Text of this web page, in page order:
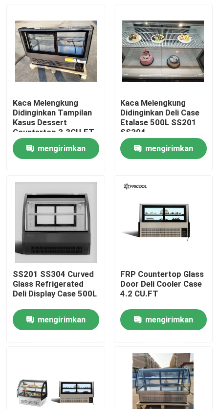
Rumah
Produk
Wisata pabrik
Kontrol kualitas
Hubungi kami
Semua Kasus
Pedagang Pintu Kaca
Kaca Melengkung
Didinginkan Tampilan
Kasus Dessert
Countertop 3.3CU.FT
mengirimkan
Kaca Melengkung
Didinginkan Deli Case
Etalase 500L SS201
SS304
mengirimkan
SS201 SS304 Curved
Glass Refrigerated
Deli Display Case 500L
mengirimkan
FRP Countertop Glass
Door Deli Cooler Case
4.2 CU.FT
mengirimkan